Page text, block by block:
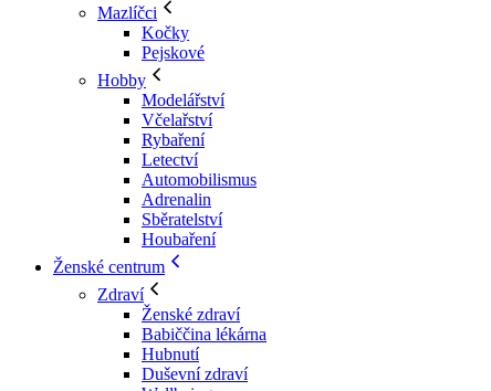
Mazlíčci
Kočky
Pejskové
Hobby
Modelářství
Včelařství
Rybaření
Letectví
Automobilismus
Adrenalin
Sběratelství
Houbaření
Ženské centrum
Zdraví
Ženské zdraví
Babiččina lékárna
Hubnutí
Duševní zdraví